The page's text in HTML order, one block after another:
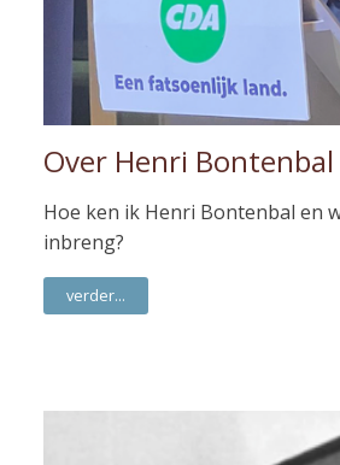
Over Henri Bontenbal
Hoe ken ik Henri Bontenbal en
inbreng?
verder...